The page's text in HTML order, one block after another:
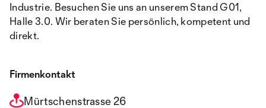
Industrie. Besuchen Sie uns an unserem Stand G01,
Halle 3.0. Wir beraten Sie persönlich, kompetent und
direkt.
Firmenkontakt
Mürtschenstrasse 26